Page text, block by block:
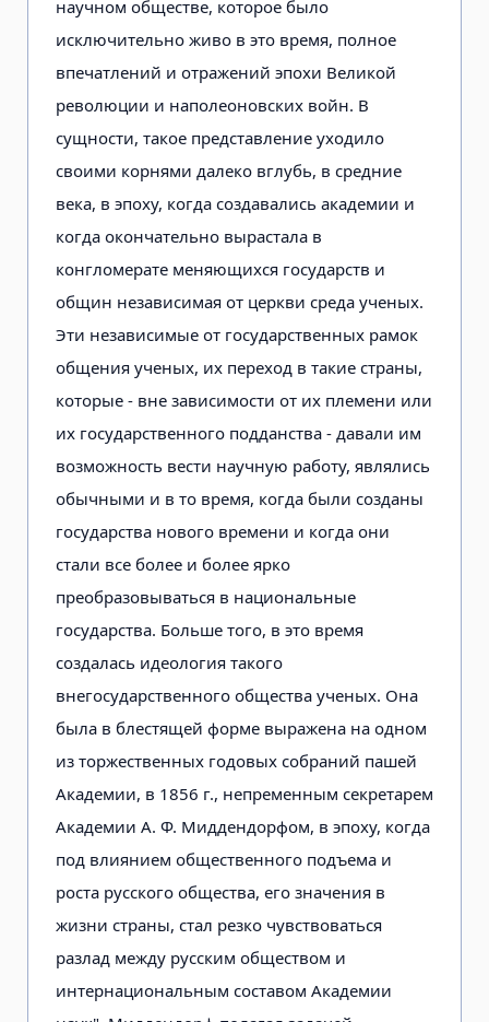
научном обществе, которое было
исключительно живо в это время, полное
впечатлений и отражений эпохи Великой
революции и наполеоновских войн. В
сущности, такое представление уходило
своими корнями далеко вглубь, в средние
века, в эпоху, когда создавались академии и
когда окончательно вырастала в
конгломерате меняющихся государств и
общин независимая от церкви среда ученых.
Эти независимые от государственных рамок
общения ученых, их переход в такие страны,
которые - вне зависимости от их племени или
их государственного подданства - давали им
возможность вести научную работу, являлись
обычными и в то время, когда были созданы
государства нового времени и когда они
стали все более и более ярко
преобразовываться в национальные
государства. Больше того, в это время
создалась идеология такого
внегосударственного общества ученых. Она
была в блестящей форме выражена на одном
из торжественных годовых собраний пашей
Академии, в 1856 г., непременным секретарем
Академии А. Ф. Миддендорфом, в эпоху, когда
под влиянием общественного подъема и
роста русского общества, его значения в
жизни страны, стал резко чувствоваться
разлад между русским обществом и
интернациональным составом Академии